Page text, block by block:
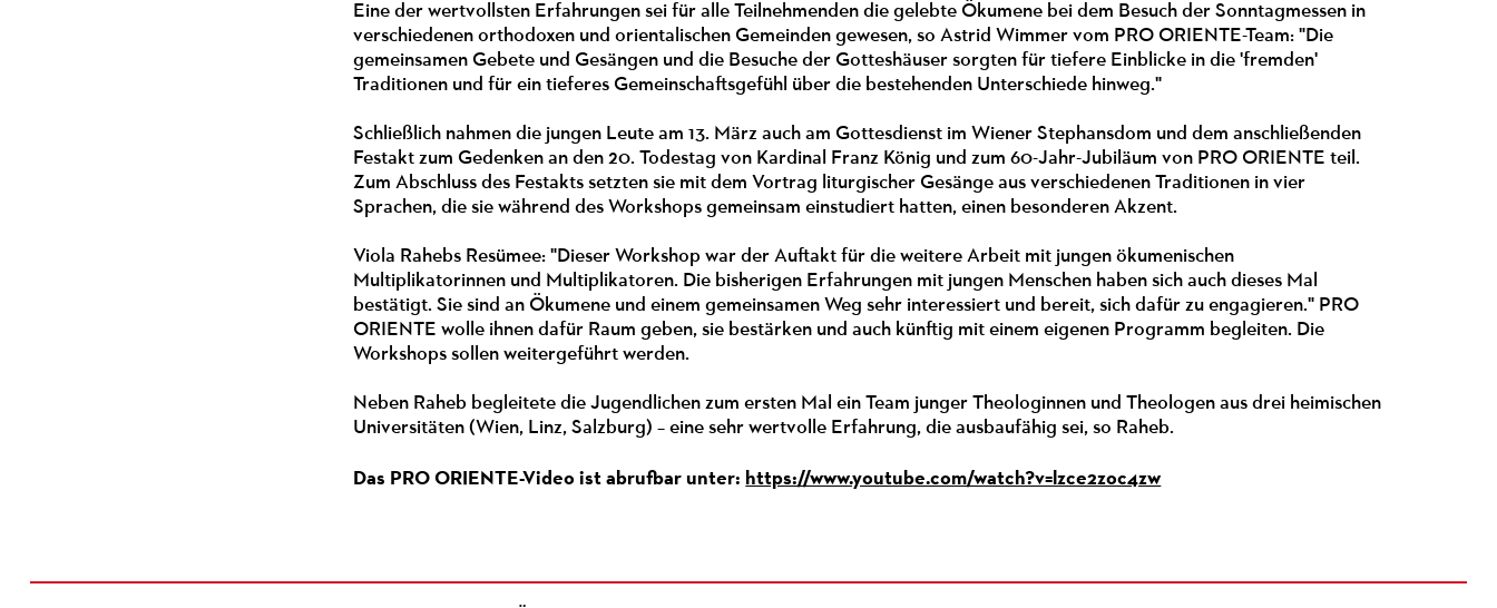
Eine der wertvollsten Erfahrungen sei für alle Teilnehmenden die gelebte Ökumene bei dem Besuch der Sonntagmessen in
verschiedenen orthodoxen und orientalischen Gemeinden gewesen, so Astrid Wimmer vom PRO ORIENTE-Team: "Die
gemeinsamen Gebete und Gesängen und die Besuche der Gotteshäuser sorgten für tiefere Einblicke in die 'fremden'
Traditionen und für ein tieferes Gemeinschaftsgefühl über die bestehenden Unterschiede hinweg."
Schließlich nahmen die jungen Leute am 13. März auch am Gottesdienst im Wiener Stephansdom und dem anschließenden
Festakt zum Gedenken an den 20. Todestag von Kardinal Franz König und zum 60-Jahr-Jubiläum von PRO ORIENTE teil.
Zum Abschluss des Festakts setzten sie mit dem Vortrag liturgischer Gesänge aus verschiedenen Traditionen in vier
Sprachen, die sie während des Workshops gemeinsam einstudiert hatten, einen besonderen Akzent.
Viola Rahebs Resümee: "Dieser Workshop war der Auftakt für die weitere Arbeit mit jungen ökumenischen
Multiplikatorinnen und Multiplikatoren. Die bisherigen Erfahrungen mit jungen Menschen haben sich auch dieses Mal
bestätigt. Sie sind an Ökumene und einem gemeinsamen Weg sehr interessiert und bereit, sich dafür zu engagieren." PRO
ORIENTE wolle ihnen dafür Raum geben, sie bestärken und auch künftig mit einem eigenen Programm begleiten. Die
Workshops sollen weitergeführt werden.
Neben Raheb begleitete die Jugendlichen zum ersten Mal ein Team junger Theologinnen und Theologen aus drei heimischen
Universitäten (Wien, Linz, Salzburg) – eine sehr wertvolle Erfahrung, die ausbaufähig sei, so Raheb.
Das PRO ORIENTE-Video ist abrufbar unter: https://www.youtube.com/watch?v=lzce2zoc4zw